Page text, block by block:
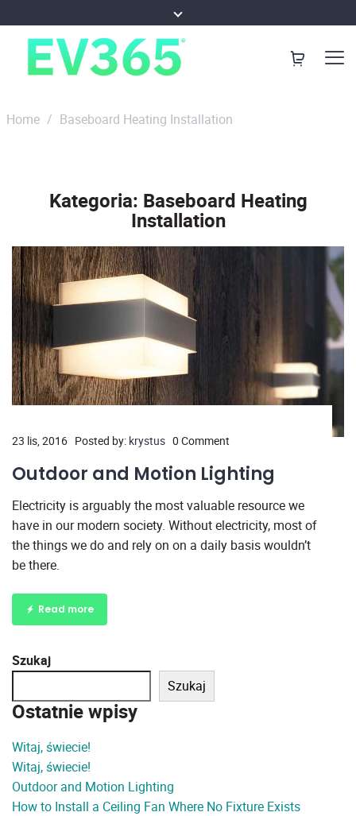
Home / Baseboard Heating Installation
Kategoria: Baseboard Heating
Installation
23 lis, 2016 Posted by: krystus 0 Comment
Outdoor and Motion Lighting
Electricity is arguably the most valuable resource we
have in our modern society. Without electricity, most of
the things we do and rely on on a daily basis wouldn’t
be there.
Read more
Szukaj
Szukaj
Ostatnie wpisy
Witaj, świecie!
Witaj, świecie!
Outdoor and Motion Lighting
How to Install a Ceiling Fan Where No Fixture Exists